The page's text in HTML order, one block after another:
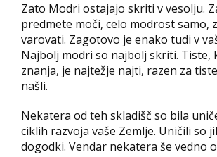
Zato Modri ostajajo skriti v vesolju.
predmete moči, celo modrost samo,
varovati. Zagotovo je enako tudi v
Najbolj modri so najbolj skriti. Tiste,
znanja, je najtežje najti, razen za
našli.
Nekatera od teh skladišč so bila
ciklih razvoja vaše Zemlje. Uničili so
dogodki. Vendar nekatera še vedno